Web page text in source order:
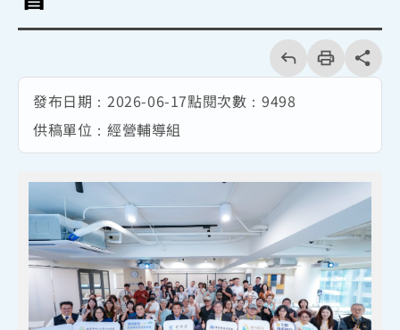
回
上
一
頁
列
印
share分享
發布日期： 2026-06-17點閱次數： 9498
供稿單位： 經營輔導組